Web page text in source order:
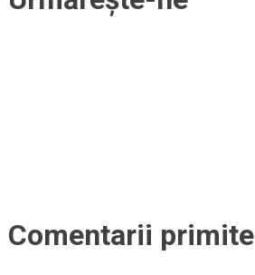
Comentarii primite